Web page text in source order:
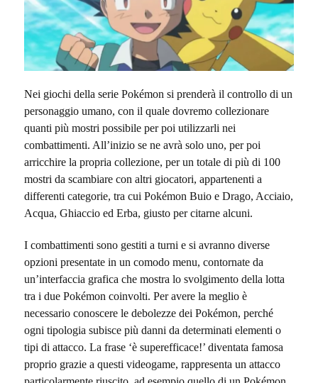
Nei giochi della serie Pokémon si prenderà il controllo di un
personaggio umano, con il quale dovremo collezionare
quanti più mostri possibile per poi utilizzarli nei
combattimenti. All’inizio se ne avrà solo uno, per poi
arricchire la propria collezione, per un totale di più di 100
mostri da scambiare con altri giocatori, appartenenti a
differenti categorie, tra cui Pokémon Buio e Drago, Acciaio,
Acqua, Ghiaccio ed Erba, giusto per citarne alcuni.
I combattimenti sono gestiti a turni e si avranno diverse
opzioni presentate in un comodo menu, contornate da
un’interfaccia grafica che mostra lo svolgimento della lotta
tra i due Pokémon coinvolti. Per avere la meglio è
necessario conoscere le debolezze dei Pokémon, perché
ogni tipologia subisce più danni da determinati elementi o
tipi di attacco. La frase ‘è superefficace!’ diventata famosa
proprio grazie a questi videogame, rappresenta un attacco